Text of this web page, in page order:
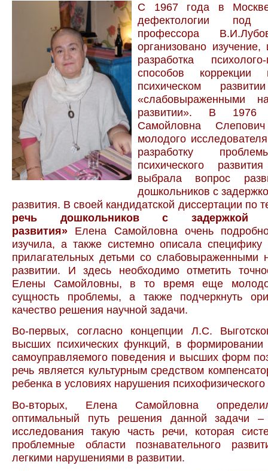
С 1967 года в
дефектологии под
профессора
организовано
разработка психолого-
способов
психическом
«слабовыраженными
развитии». В 1976
Самойловна
молодого
разработку
психического
выбрала вопрос
дошкольников с
развития. В своей кандидатской диссертации по
речь дошкольников с задержкой
развития» Елена Самойловна очень
изучила, а также системно описала специфику
прилагательных детьми со слабовыраженными
развитии. И здесь необходимо отметить
Елены Самойловны, в то время еще
сущность проблемы, а также подчеркнуть
качество решения научной задачи.
Во-первых, согласно концепции Л.С.
высших психических функций, в формировании
самоуправляемого поведения и высших форм
речь является культурным средством
ребенка в условиях нарушения психофизического
Во-вторых, Елена Самойловна
оптимальный путь решения данной задачи
исследования такую часть речи, которая
проблемные области познавательного
легкими нарушениями в развитии.